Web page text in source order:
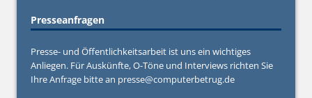
Presseanfragen
Presse- und Öffentlichkeitsarbeit ist uns ein wichtiges
Anliegen. Für Auskünfte, O-Töne und Interviews richten Sie
Ihre Anfrage bitte an presse@computerbetrug.de